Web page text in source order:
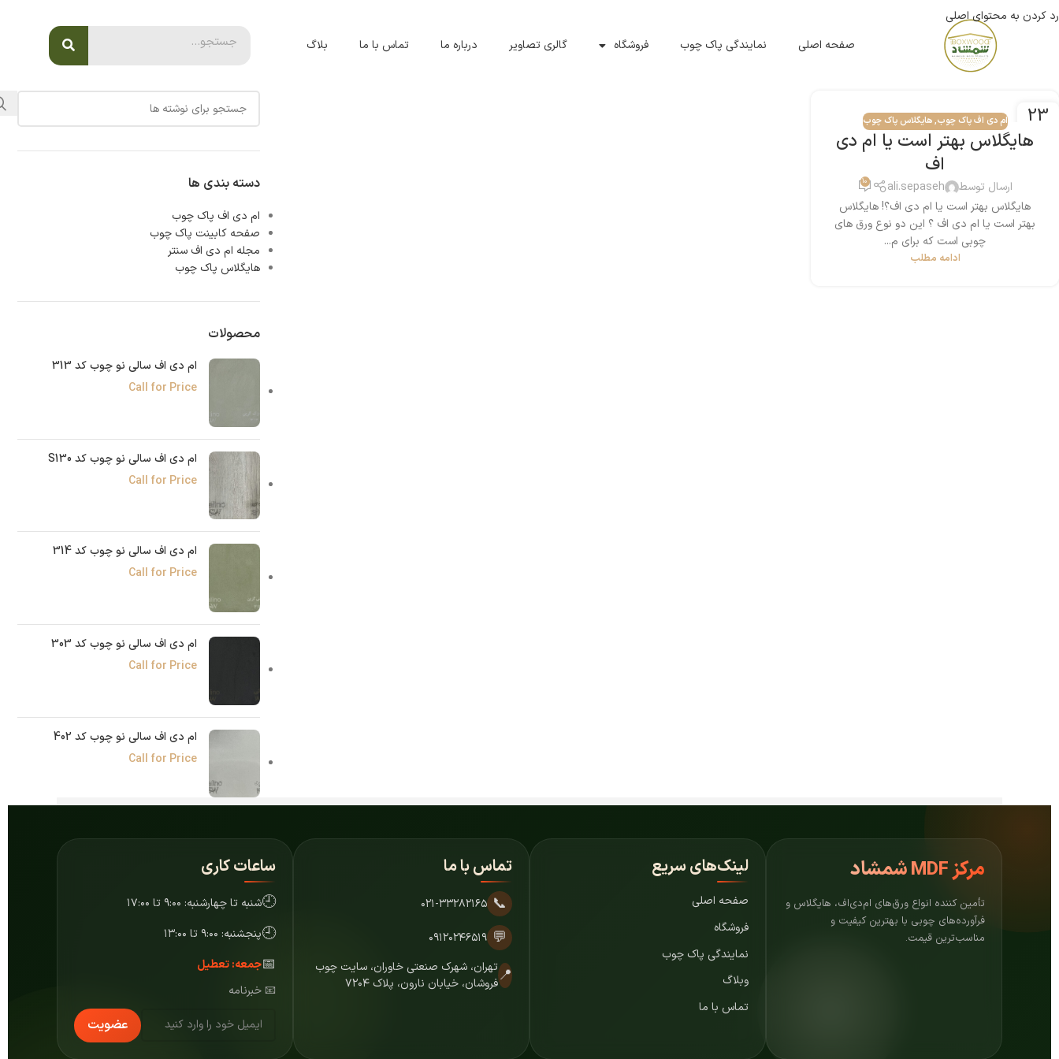
رد کردن به محتوای اصلی
صفحه اصلی
نمایندگی پاک چوب فروشگاه گالری تصاویر درباره ما تماس با ما بلاگ
23 ام دی اف پاک چوب,هایگلاس پاک چوب
هایگلاس بهتر است یا ام دی
اف
ارسال توسط ali.sepaseh
10
هایگلاس بهتر است یا ام دی اف؟! هایگلاس
بهتر است یا ام دی اف ؟ این دو نوع ورق های
چوبی است که برای م...
ادامه مطلب
دسته بندی ها
ام دی اف پاک چوب
صفحه کابینت پاک چوب
مجله ام دی اف سنتر
هایگلاس پاک چوب
محصولات
ام دی اف سالی نو چوب کد 313
Call for Price
ام دی اف سالی نو چوب کد S130
Call for Price
ام دی اف سالی نو چوب کد 314
Call for Price
ام دی اف سالی نو چوب کد 303
Call for Price
ام دی اف سالی نو چوب کد 402
Call for Price
مرکزMDF شمشاد
تأمین کننده انواع ورق‌های ام‌دی‌اف، هایگلاس و
فرآورده‌های چوبی با بهترین کیفیت و
مناسب‌ترین قیمت.
لینک‌های سریع
صفحه اصلی
فروشگاه
نمایندگی پاک چوب
وبلاگ
تماس با ما
تماس با ما
📞 ۰۲۱-۳۳۲۸۲۱۶۵
💬 ۰۹۱۲۰۲۴۶۵۱۹
📍تهران، شهرک صنعتی خاوران، سایت چوب
فروشان، خیابان نارون، پلاک ۷۲۰۴
ساعات کاری
🕘شنبه تا چهارشنبه: ۹:۰۰ تا ۱۷:۰۰
🕘پنجشنبه: ۹:۰۰ تا ۱۳:۰۰
📅جمعه: تعطیل
📧 خبرنامه
عضویت